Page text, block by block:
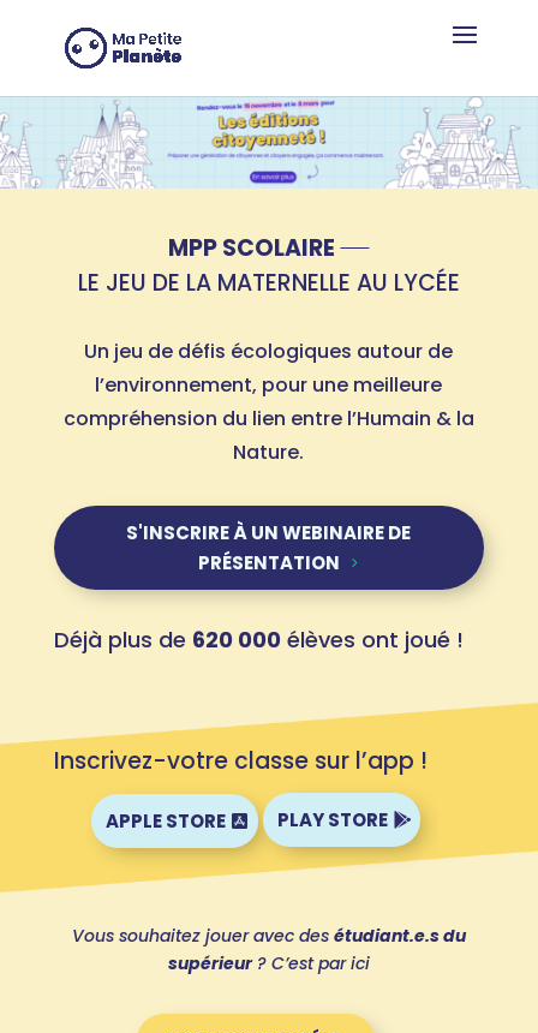
MPP SCOLAIRE
LE JEU DE LA MATERNELLE AU LYCÉE
Un jeu de défis écologiques autour de
l’environnement, pour une meilleure
compréhension du lien entre l’Humain & la
Nature.
S'INSCRIRE À UN WEBINAIRE DE
PRÉSENTATION
Déjà plus de 620 000élèves ont joué !
Inscrivez-votre classe sur l’app !
APPLE STORE PLAY STORE
Vous souhaitez jouer avec des étudiant.e.s du
supérieur? C’est par ici